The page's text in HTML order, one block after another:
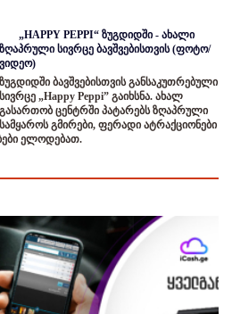
„HAPPY PEPPI“ ზუგდიდში - ახალი
ზღაპრული სივრცე ბავშვებისთვის (ფოტო/
ვიდეო)
ზუგდიდში ბავშვებისთვის განსაკუთრებული
სივრცე „Happy Peppi” გაიხსნა. ახალ
გასართობ ცენტრში პატარებს ზღაპრული
სამყაროს გმირები, ფერადი ატრაქციონები
ელოდებათ.